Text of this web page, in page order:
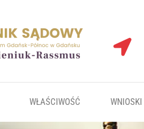
WŁAŚCIWOŚĆ WNIOSKI